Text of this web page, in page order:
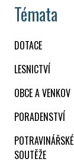
Témata
DOTACE
LESNICTVÍ
OBCE A VENKOV
PORADENSTVÍ
POTRAVINÁŘSKÉ
SOUTĚŽE